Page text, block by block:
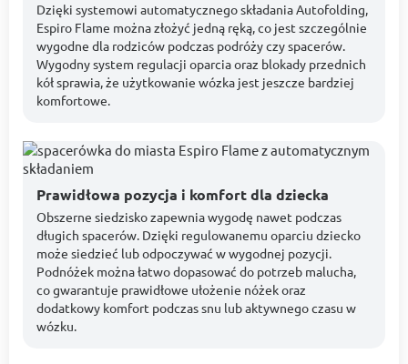
Dzięki systemowi automatycznego składania Autofolding,
Espiro Flame można złożyć jedną ręką, co jest szczególnie
wygodne dla rodziców podczas podróży czy spacerów.
Wygodny system regulacji oparcia oraz blokady przednich
kół sprawia, że użytkowanie wózka jest jeszcze bardziej
komfortowe.
Prawidłowa pozycja i komfort dla dziecka
Obszerne siedzisko zapewnia wygodę nawet podczas
długich spacerów. Dzięki regulowanemu oparciu dziecko
może siedzieć lub odpoczywać w wygodnej pozycji.
Podnóżek można łatwo dopasować do potrzeb malucha,
co gwarantuje prawidłowe ułożenie nóżek oraz
dodatkowy komfort podczas snu lub aktywnego czasu w
wózku.